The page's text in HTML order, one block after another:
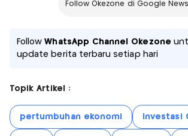
Follow Okezone di Google News
FollowWhatsApp Channel Okezone
update berita terbaru setiap hari
Topik Artikel :
pertumbuhan ekonomi Investasi